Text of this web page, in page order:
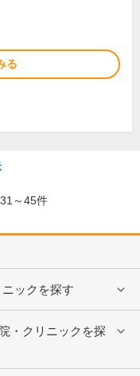
る
31～45件
ックを探す
・クリニックを探